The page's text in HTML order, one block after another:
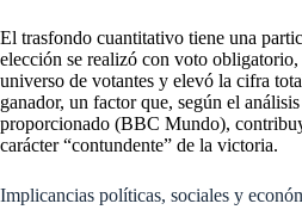
El trasfondo cuantitativo tiene una
elección se realizó con voto
universo de votantes y elevó la cifra
ganador, un factor que, según el
proporcionado (BBC Mundo),
carácter “contundente” de la victoria.
Implicancias políticas, sociales y